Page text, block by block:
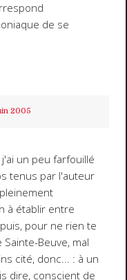
de se
2005
un peu farfouillé
tenus par l'auteur
à établir entre
pour ne rien te
Beuve, mal
cité, donc... : à un
dire, conscient de